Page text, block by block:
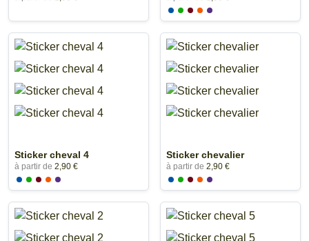
Sticker cheval 4
à partir de 2,90 €
Sticker chevalier
à partir de 2,90 €